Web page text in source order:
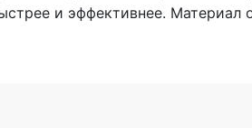
и эффективнее. Материал